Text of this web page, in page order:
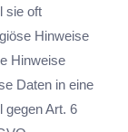
sie oft
Hinweise
Hinweise
Daten in eine
gegen Art. 6